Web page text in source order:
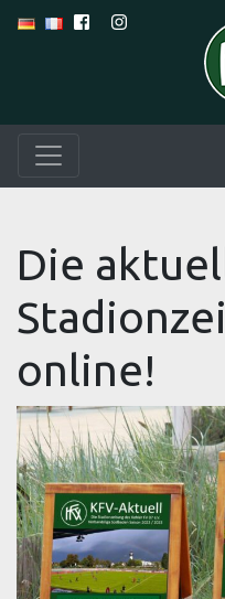
Die
online!